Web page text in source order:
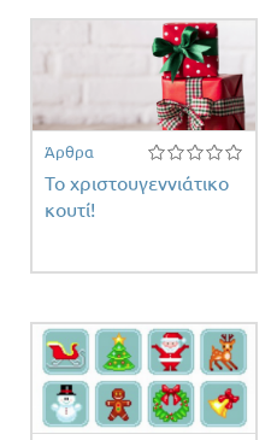
-
κ
Άρθρα
Το χριστουγεννιάτικο
κουτί!